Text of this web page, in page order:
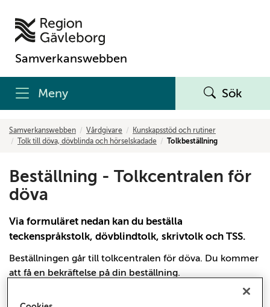
Samverkanswebben
Meny Sök
Samverkanswebben Vårdgivare
Kunskapsstöd och rutiner
Tolk till döva, dövblinda och hörselskadade
Tolkbeställning
Beställning - Tolkcentralen för
döva
Via formuläret nedan kan du beställa
teckenspråkstolk, dövblindtolk, skrivtolk och TSS.
Beställningen går till tolkcentralen för döva. Du kommer
att få en bekräftelse på din beställning.